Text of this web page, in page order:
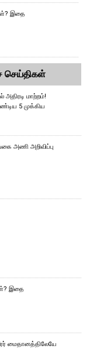
இதை
செய்திகள்
அதிரடி மாற்றம்!
5 முக்கிய
அணி அறிவிப்பு
இதை
மைதானத்திலேயே